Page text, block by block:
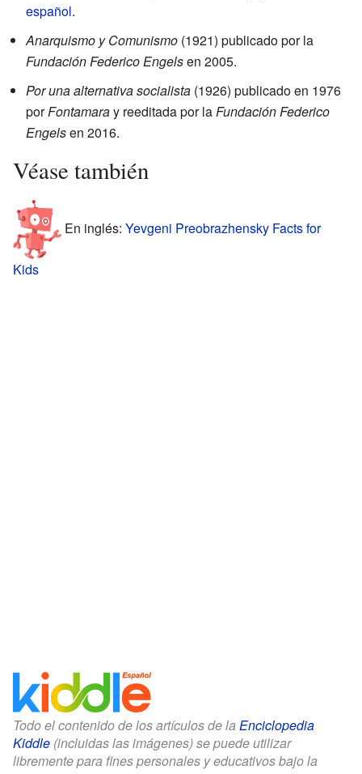
español.
Anarquismo y Comunismo (1921) publicado por la
Fundación Federico Engelsen 2005.
Por una alternativa socialista (1926) publicado en 1976
porFontamaray reeditada por laFundación Federico
Engelsen 2016.
Véase también
En inglés: Yevgeni Preobrazhensky Facts for
Kids
Todo el contenido de los artículos de la Enciclopedia
Kiddle (incluidas las imágenes) se puede utilizar
libremente para fines personales y educativos bajo la